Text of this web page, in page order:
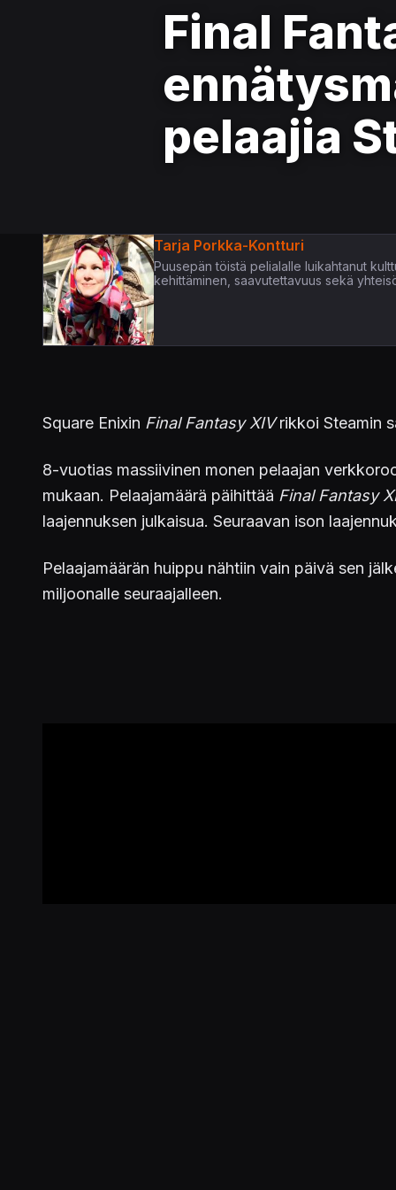
Final
pelaajia
Tarja Porkka-Kontturi
Puusepän töistä pelialalle luikahtanut
kehittäminen, saavutettavuus sekä
Square Enixin Final Fantasy XIVrikkoi Steamin
8-vuotias massiivinen monen pelaajan
mukaan. Pelaajamäärä päihittää Final Fantasy
laajennuksen julkaisua. Seuraavan ison
Pelaajamäärän huippu nähtiin vain päivä sen
miljoonalle seuraajalleen.